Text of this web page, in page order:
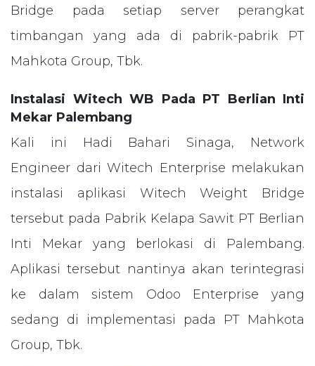
Bridge pada setiap server perangkat
timbangan yang ada di pabrik-pabrik PT
Mahkota Group, Tbk.
Instalasi Witech WB Pada PT Berlian Inti
Mekar Palembang
Kali ini Hadi Bahari Sinaga, Network
Engineer dari Witech Enterprise melakukan
instalasi aplikasi Witech Weight Bridge
tersebut pada Pabrik Kelapa Sawit PT Berlian
Inti Mekar yang berlokasi di Palembang.
Aplikasi tersebut nantinya akan terintegrasi
ke dalam sistem Odoo Enterprise yang
sedang di implementasi pada PT Mahkota
Group, Tbk.